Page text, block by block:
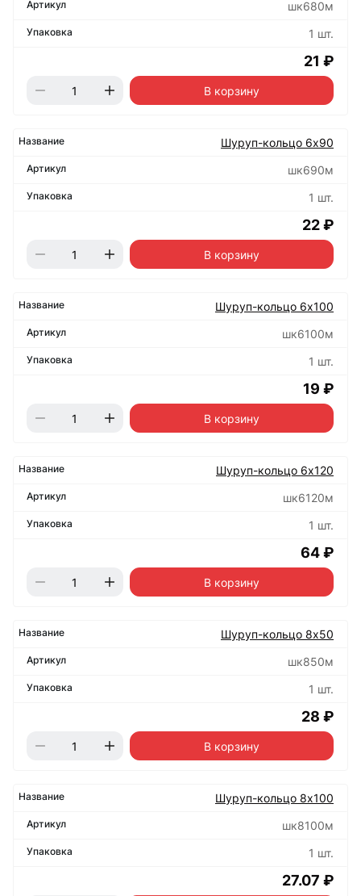
шк680м
1 шт.
21 ₽
В корзину
Шуруп-кольцо 6х90
шк690м
1 шт.
22 ₽
В корзину
Шуруп-кольцо 6х100
шк6100м
1 шт.
19 ₽
В корзину
Шуруп-кольцо 6х120
шк6120м
1 шт.
64 ₽
В корзину
Шуруп-кольцо 8х50
шк850м
1 шт.
28 ₽
В корзину
Шуруп-кольцо 8х100
шк8100м
1 шт.
27.07 ₽